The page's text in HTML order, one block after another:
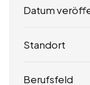
Datum
Standort
Berufsfeld